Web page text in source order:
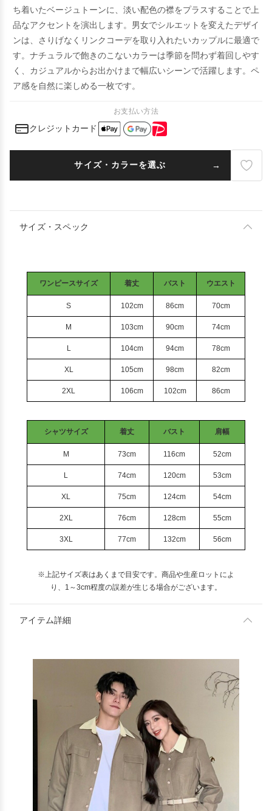
ち着いたベージュトーンに、淡い配色の襟をプラスすることで上
品なアクセントを演出します。男女でシルエットを変えたデザイ
ンは、さりげなくリンクコーデを取り入れたいカップルに最適で
す。ナチュラルで飽きのこないカラーは季節を問わず着回しやす
く、カジュアルからお出かけまで幅広いシーンで活躍します。ペ
ア感を自然に楽しめる一枚です。
お支払い方法
クレジットカード
サイズ・カラーを選ぶ
サイズ・スペック
ワンピースサイズ 着丈 バスト ウエスト
S 102cm 86cm 70cm
M 103cm 90cm 74cm
L 104cm 94cm 78cm
XL 105cm 98cm 82cm
2XL 106cm 102cm 86cm
シャツサイズ 着丈 バスト 肩幅
M 73cm 116cm 52cm
L 74cm 120cm 53cm
XL 75cm 124cm 54cm
2XL 76cm 128cm 55cm
3XL 77cm 132cm 56cm
※上記サイズ表はあくまで目安です。商品や生産ロットによ
り、1～3cm程度の誤差が生じる場合がございます。
アイテム詳細